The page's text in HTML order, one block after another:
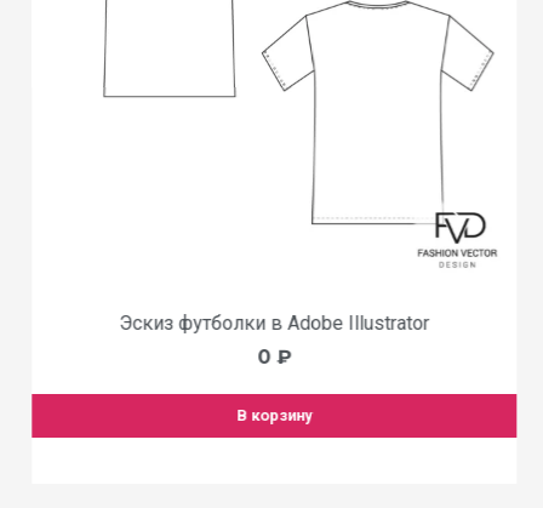
Эскиз футболки в Adobe Illustrator
0 ₽
В корзину